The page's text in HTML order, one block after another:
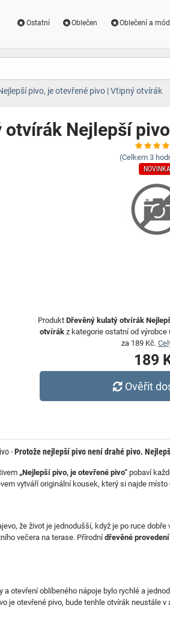
Ostatní Oblečen Oblečení a
pivo, je otevřené pivo | Vtipný otvírák
otvírák Nejlepší
(Celkem 3
NOVINKA
Produkt Dřevěný kulatý otvírák
otvírák z kategorie ostatní od
za 189 Kč.
189
Ověřit
-Protože nejlepší pivo není drahé pivo.
„Nejlepší pivo, je otevřené pivo“ pobaví
vytváří originální kousek, který si najde
že život je jednodušší, když je po ruce
večera na terase. Přírodnídřevěné provedení
a otevření oblíbeného nápoje bylo rychlé a
je otevřené pivo, bude tenhle otvírák neustále v